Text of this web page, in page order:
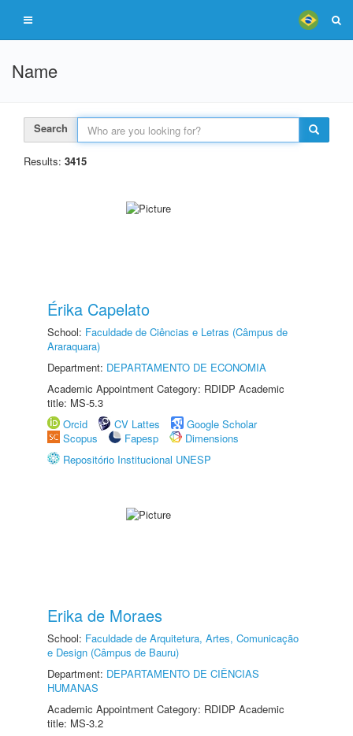
Name
Search
Results: 3415
Érika Capelato
School: Faculdade de Ciências e Letras (Câmpus de
Araraquara)
Department: DEPARTAMENTO DE ECONOMIA
Academic Appointment Category: RDIDP Academic
title: MS-5.3
Orcid
CV Lattes
Google Scholar
Scopus
Fapesp
Dimensions
Repositório Institucional UNESP
Erika de Moraes
School: Faculdade de Arquitetura, Artes, Comunicação
e Design (Câmpus de Bauru)
Department: DEPARTAMENTO DE CIÊNCIAS
HUMANAS
Academic Appointment Category: RDIDP Academic
title: MS-3.2